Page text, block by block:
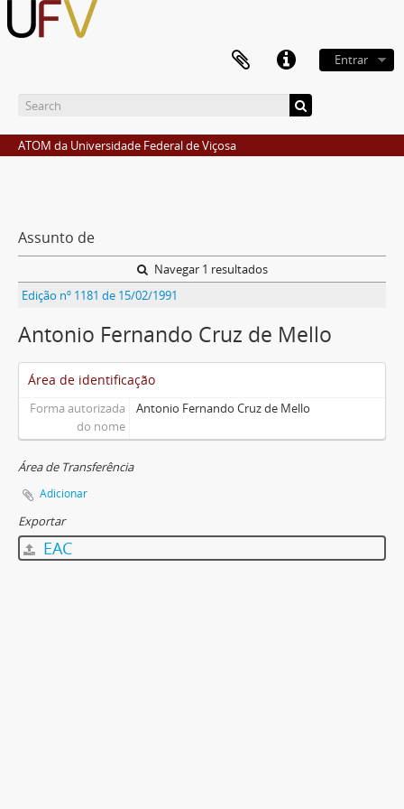
Entrar
ATOM da Universidade Federal de Viçosa
Assunto de
Navegar 1 resultados
Edição nº 1181 de 15/02/1991
Antonio Fernando Cruz de Mello
Área de identificação
Forma autorizada
do nome
Antonio Fernando Cruz de Mello
Área de Transferência
Adicionar
Exportar
EAC